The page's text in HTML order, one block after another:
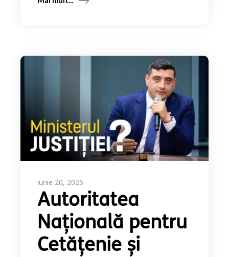
iunie 20, 2025
Autoritatea
Naţională pentru
Cetăţenie și